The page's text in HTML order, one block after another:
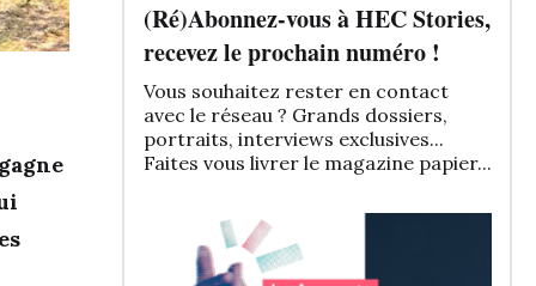
(Ré)Abonnez-vous à HEC Stories,
recevez le prochain numéro !
Vous souhaitez rester en contact
avec le réseau ? Grands dossiers,
portraits, interviews exclusives...
Faites vous livrer le magazine papier...